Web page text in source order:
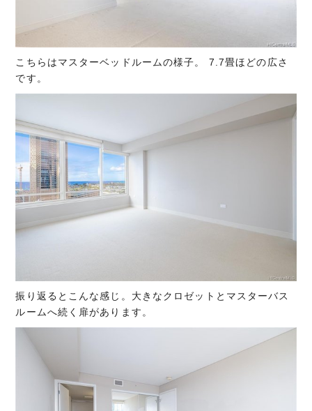
こちらはマスターベッドルームの様子。 7.7畳ほどの広さ
です。
振り返るとこんな感じ。大きなクロゼットとマスターバス
ルームへ続く扉があります。